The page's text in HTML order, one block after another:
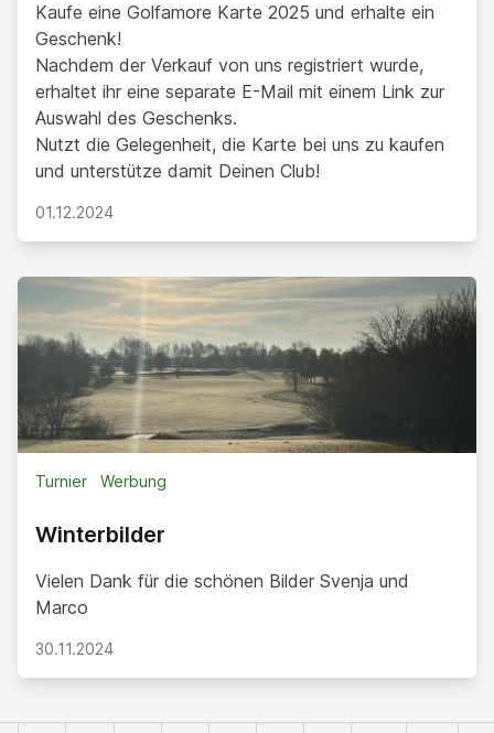
Kaufe eine Golfamore Karte 2025 und erhalte ein
Geschenk!
Nachdem der Verkauf von uns registriert wurde,
erhaltet ihr eine separate E-Mail mit einem Link zur
Auswahl des Geschenks.
Nutzt die Gelegenheit, die Karte bei uns zu kaufen
und unterstütze damit Deinen Club!
01.12.2024
Turnier Werbung
Winterbilder
Vielen Dank für die schönen Bilder Svenja und
Marco
30.11.2024